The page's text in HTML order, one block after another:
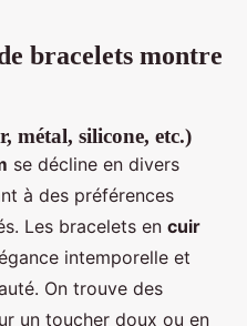
bracelets montre
métal, silicone, etc.)
se décline en divers
à des préférences
Les bracelets en cuir
intemporelle et
On trouve des
un toucher doux ou en